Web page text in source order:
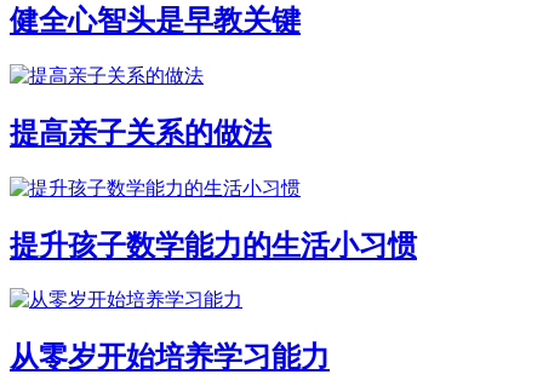
健全心智头是早教关键
提高亲子关系的做法
提升孩子数学能力的生活小习惯
从零岁开始培养学习能力